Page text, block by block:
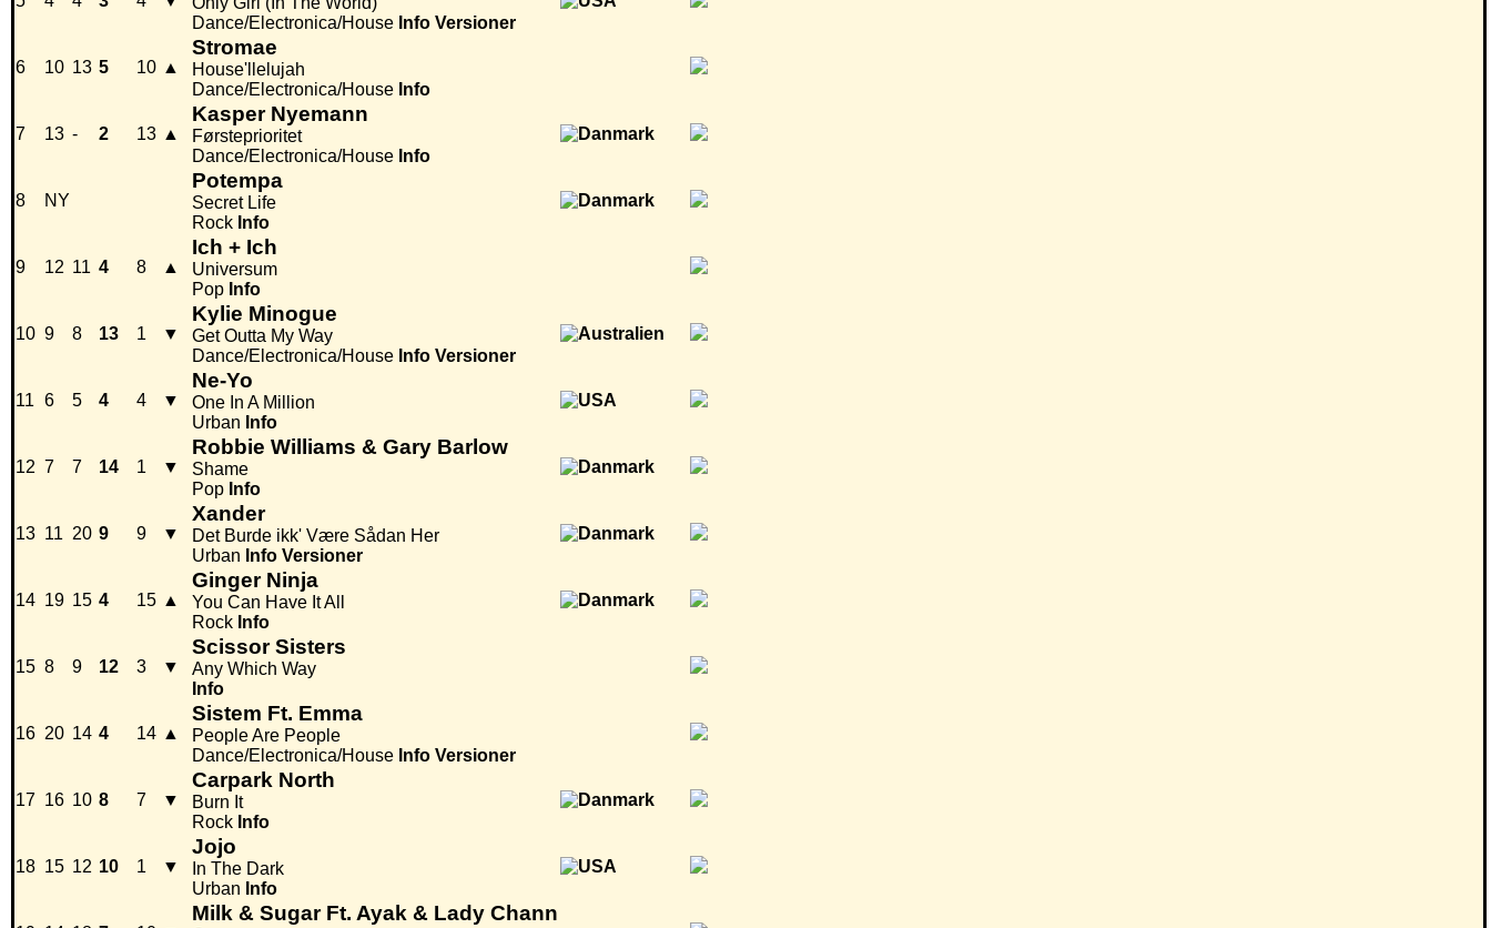
Dance/Electronica/House Info Versioner
6 10 13 5 10 ▲
Stromae
House'llelujah
Dance/Electronica/House Info
7 13 - 2 13 ▲
Kasper Nyemann
Førsteprioritet
Dance/Electronica/House Info
8 NY
Potempa
Secret Life
Rock Info
9 12 11 4 8 ▲
Ich + Ich
Universum
Pop Info
10 9 8 13 1 ▼
Kylie Minogue
Get Outta My Way
Dance/Electronica/House Info Versioner
11 6 5 4 4 ▼
Ne-Yo
One In A Million
Urban Info
12 7 7 14 1 ▼
Robbie Williams & Gary Barlow
Shame
Pop Info
13 11 20 9 9 ▼
Xander
Det Burde ikk' Være Sådan Her
Urban Info Versioner
14 19 15 4 15 ▲
Ginger Ninja
You Can Have It All
Rock Info
15 8 9 12 3 ▼
Scissor Sisters
Any Which Way
Info
16 20 14 4 14 ▲
Sistem Ft. Emma
People Are People
Dance/Electronica/House Info Versioner
17 16 10 8 7 ▼
Carpark North
Burn It
Rock Info
18 15 12 10 1 ▼
Jojo
In The Dark
Urban Info
Milk & Sugar Ft. Ayak & Lady Chann